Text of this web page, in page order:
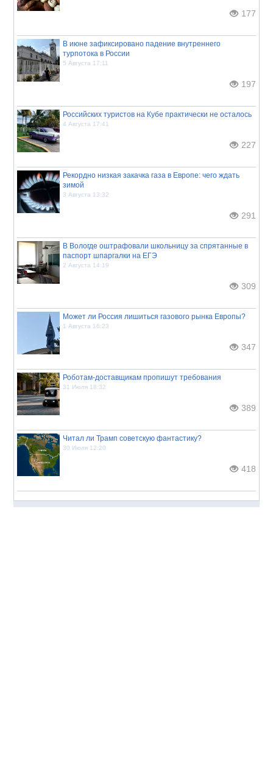
177
В июне зафиксировано падение внутреннего
турпотока в России
5 Августа 17:11
197
Российских туристов на Кубе практически не осталось
4 Августа 17:41
227
Рекордно низкая закачка газа в Европе: чего ждать
зимой
3 Августа 13:32
291
В Вологде оштрафовали школьницу за спрятанные в
паспорт шпаргалки на ЕГЭ
2 Августа 14:19
309
Может ли Россия лишиться газового рынка Европы?
1 Августа 16:23
347
Роботам-доставщикам пропишут требования
31 Июля 18:32
389
Читал ли Трамп советскую фантастику?
30 Июля 12:20
418